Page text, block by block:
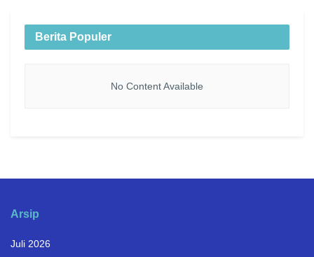
Berita Populer
No Content Available
Arsip
Juli 2026